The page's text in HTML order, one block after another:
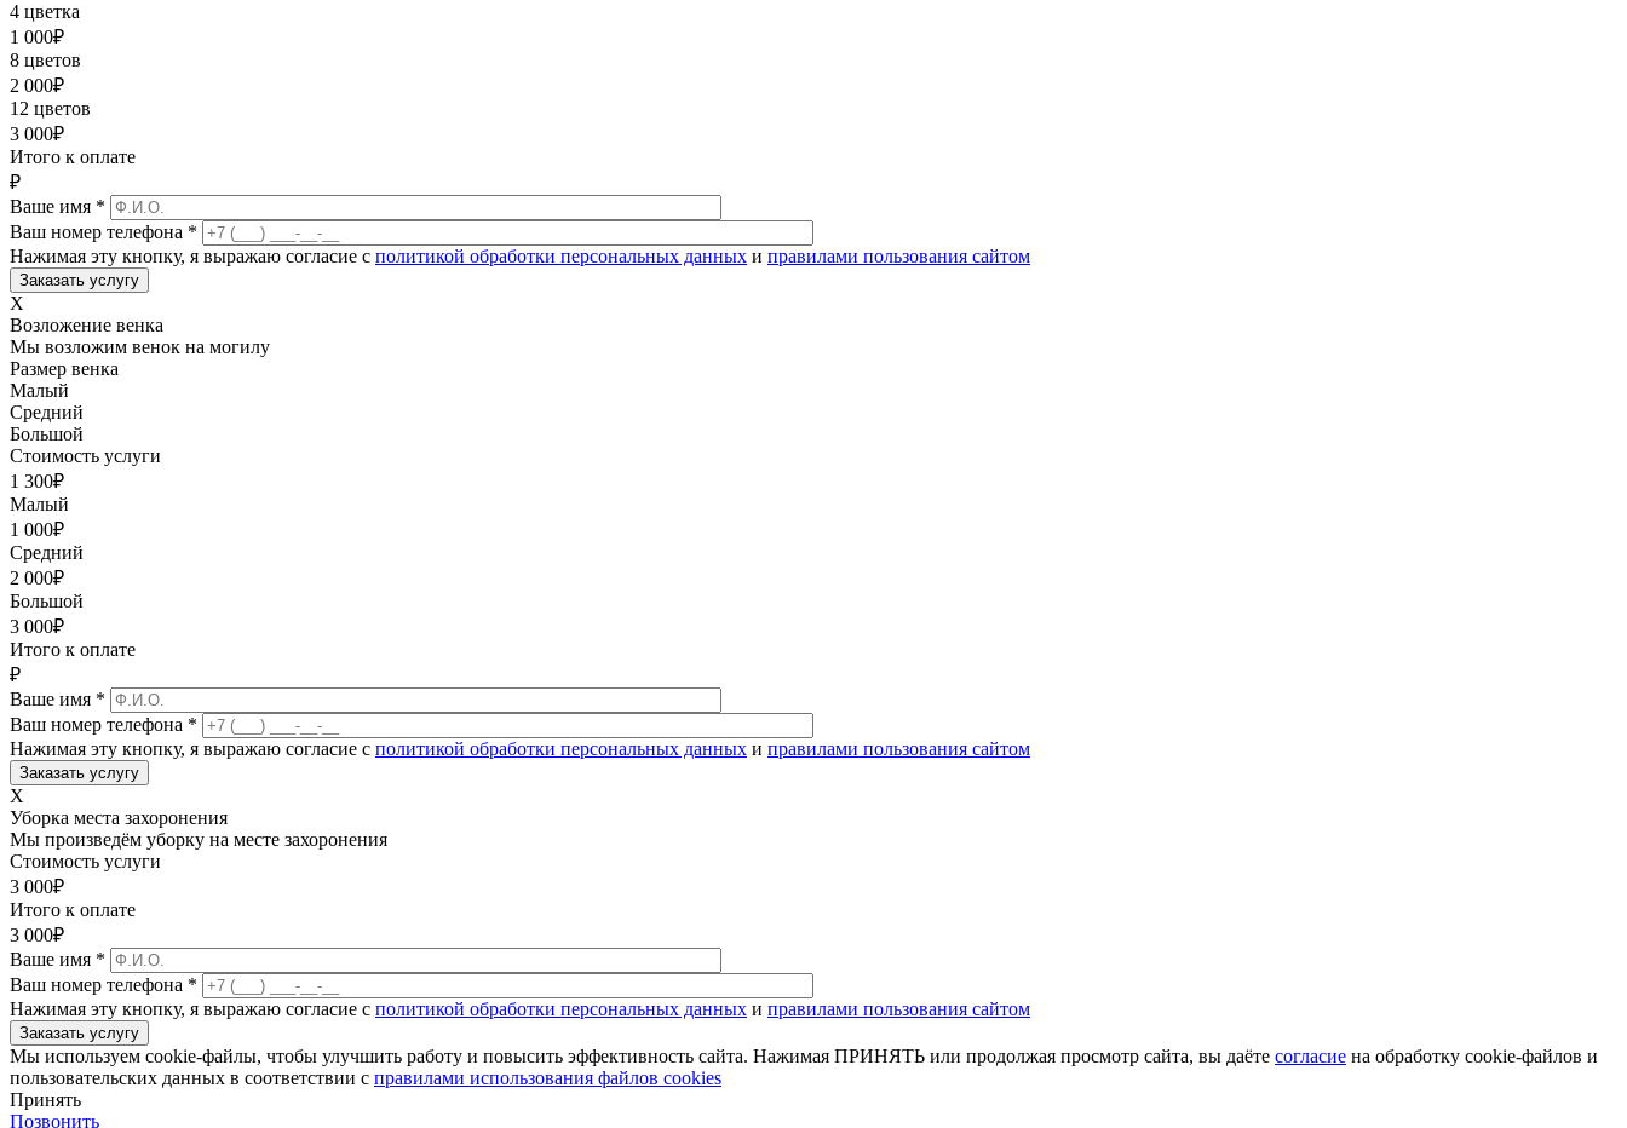
4 цветка
1 000₽
8 цветов
2 000₽
12 цветов
3 000₽
Итого к оплате
₽
Ваше имя *
Ваш номер телефона *
Нажимая эту кнопку, я выражаю согласие с политикой обработки персональных данных и правилами пользования сайтом
X
Возложение венка
Мы возложим венок на могилу
Размер венка
Малый
Средний
Большой
Стоимость услуги
1 300₽
Малый
1 000₽
Средний
2 000₽
Большой
3 000₽
Итого к оплате
₽
Ваше имя *
Ваш номер телефона *
Нажимая эту кнопку, я выражаю согласие с политикой обработки персональных данных и правилами пользования сайтом
X
Уборка места захоронения
Мы произведём уборку на месте захоронения
Стоимость услуги
3 000₽
Итого к оплате
3 000₽
Ваше имя *
Ваш номер телефона *
Нажимая эту кнопку, я выражаю согласие с политикой обработки персональных данных и правилами пользования сайтом
Мы используем cookie-файлы, чтобы улучшить работу и повысить эффективность сайта. Нажимая ПРИНЯТЬ или продолжая просмотр сайта, вы даёте согласие на обработку cookie-файлов и
пользовательских данных в соответствии с правилами использования файлов cookies
Принять
Позвонить